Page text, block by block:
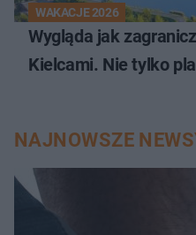
WAKACJE 2026
Wygląda jak
Kielcami. Nie tylko
NAJNOWSZE